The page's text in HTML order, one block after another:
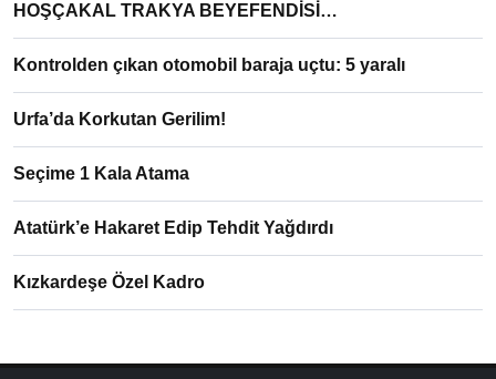
HOŞÇAKAL TRAKYA BEYEFENDİSİ…
Kontrolden çıkan otomobil baraja uçtu: 5 yaralı
Urfa’da Korkutan Gerilim!
Seçime 1 Kala Atama
Atatürk’e Hakaret Edip Tehdit Yağdırdı
Kızkardeşe Özel Kadro